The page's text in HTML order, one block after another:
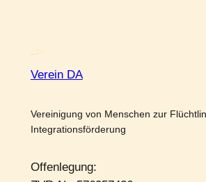
Verein DA
Vereinigung von Menschen zur
Integrationsförderung
Offenlegung: